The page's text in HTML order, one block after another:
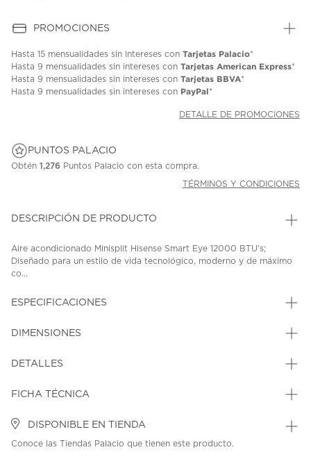
PROMOCIONES
Hasta 15 mensualidades sin intereses con Tarjetas Palacio*
Hasta 9 mensualidades sin intereses con Tarjetas American Express*
Hasta 9 mensualidades sin intereses con Tarjetas BBVA*
Hasta 9 mensualidades sin intereses con PayPal*
DETALLE DE PROMOCIONES
PUNTOS PALACIO
Obtén 1,276 Puntos Palacio con esta compra.
TÉRMINOS Y CONDICIONES
DESCRIPCIÓN DE PRODUCTO
Aire acondicionado Minisplit Hisense Smart Eye 12000 BTU's;
Diseñado para un estilo de vida tecnológico, moderno y de máximo
co...
ESPECIFICACIONES
DIMENSIONES
DETALLES
FICHA TÉCNICA
DISPONIBLE EN TIENDA
Conoce las Tiendas Palacio que tienen este producto.